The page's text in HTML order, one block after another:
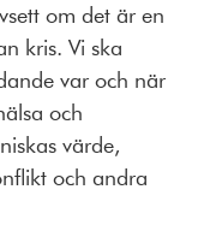
om det är en
kris. Vi ska
var och när
och
värde,
och andra